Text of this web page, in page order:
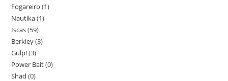
Fogareiro (1)
Nautika(1)
Iscas(59)
Berkley(3)
Gulp!(3)
Power Bait(0)
Shad (0)